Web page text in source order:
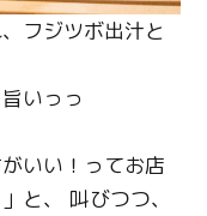
フジツボ出汁と
いっっ
いい！ってお店
と、 叫びつつ、